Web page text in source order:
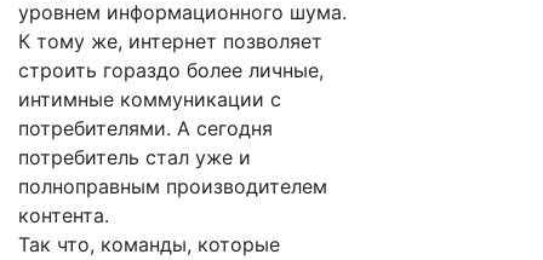
уровнем информационного шума.
К тому же, интернет позволяет
строить гораздо более личные,
интимные коммуникации с
потребителями. А сегодня
потребитель стал уже и
полноправным производителем
контента.
Так что, команды, которые